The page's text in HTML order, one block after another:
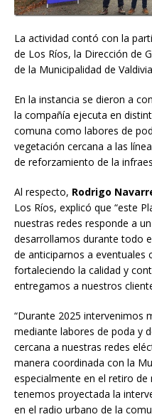
La actividad contó con la
de Los Ríos, la Dirección de
de la Municipalidad de
En la instancia se dieron a
la compañía ejecuta en
comuna como labores de
vegetación cercana a las
de reforzamiento de la
Al respecto, Rodrigo
Los Ríos, explicó que “este
nuestras redes responde a
desarrollamos durante todo
de anticiparnos a eventuales
fortaleciendo la calidad y
entregamos a nuestros
“Durante 2025 intervenimos
mediante labores de poda y
cercana a nuestras redes
manera coordinada con la
especialmente en el retiro de
tenemos proyectada la
en el radio urbano de la